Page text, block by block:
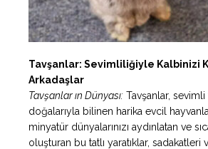
Tavşanlar: Sevimliliğiyle Kalbinizi
Arkadaşlar
Tavşanlar ın Dünyası: Tavşanlar,
doğalarıyla bilinen harika evcil
minyatür dünyalarınızı aydınlatan ve
oluşturan bu tatlı yaratıklar,